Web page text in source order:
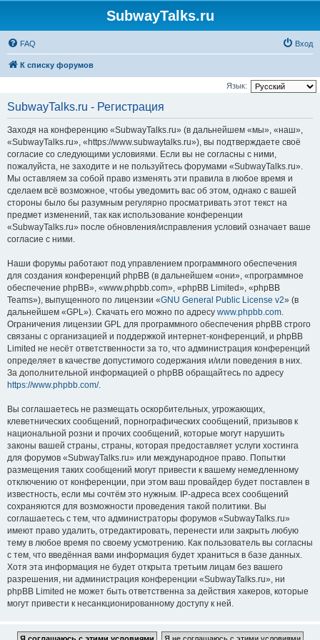
SubwayTalks.ru
FAQ Вход
К списку форумов
Язык:
SubwayTalks.ru - Регистрация
Заходя на конференцию «SubwayTalks.ru» (в дальнейшем «мы», «наш»,
«SubwayTalks.ru», «https://www.subwaytalks.ru»), вы подтверждаете своё
согласие со следующими условиями. Если вы не согласны с ними,
пожалуйста, не заходите и не пользуйтесь форумами «SubwayTalks.ru».
Мы оставляем за собой право изменять эти правила в любое время и
сделаем всё возможное, чтобы уведомить вас об этом, однако с вашей
стороны было бы разумным регулярно просматривать этот текст на
предмет изменений, так как использование конференции
«SubwayTalks.ru» после обновления/исправления условий означает ваше
согласие с ними.
Наши форумы работают под управлением программного обеспечения
для создания конференций phpBB (в дальнейшем «они», «программное
обеспечение phpBB», «www.phpbb.com», «phpBB Limited», «phpBB
Teams»), выпущенного по лицензии «GNU General Public License v2» (в
дальнейшем «GPL»). Скачать его можно по адресу www.phpbb.com.
Ограничения лицензии GPL для программного обеспечения phpBB строго
связаны с организацией и поддержкой интернет-конференций, и phpBB
Limited не несёт ответственности за то, что администрация конференций
определяет в качестве допустимого содержания и/или поведения в них.
За дополнительной информацией о phpBB обращайтесь по адресу
https://www.phpbb.com/.
Вы соглашаетесь не размещать оскорбительных, угрожающих,
клеветнических сообщений, порнографических сообщений, призывов к
национальной розни и прочих сообщений, которые могут нарушить
законы вашей страны, страны, которая предоставляет услуги хостинга
для форумов «SubwayTalks.ru» или международное право. Попытки
размещения таких сообщений могут привести к вашему немедленному
отключению от конференции, при этом ваш провайдер будет поставлен в
известность, если мы сочтём это нужным. IP-адреса всех сообщений
сохраняются для возможности проведения такой политики. Вы
соглашаетесь с тем, что администраторы форумов «SubwayTalks.ru»
имеют право удалить, отредактировать, перенести или закрыть любую
тему в любое время по своему усмотрению. Как пользователь вы согласны
с тем, что введённая вами информация будет храниться в базе данных.
Хотя эта информация не будет открыта третьим лицам без вашего
разрешения, ни администрация конференции «SubwayTalks.ru», ни
phpBB Limited не может быть ответственна за действия хакеров, которые
могут привести к несанкционированному доступу к ней.